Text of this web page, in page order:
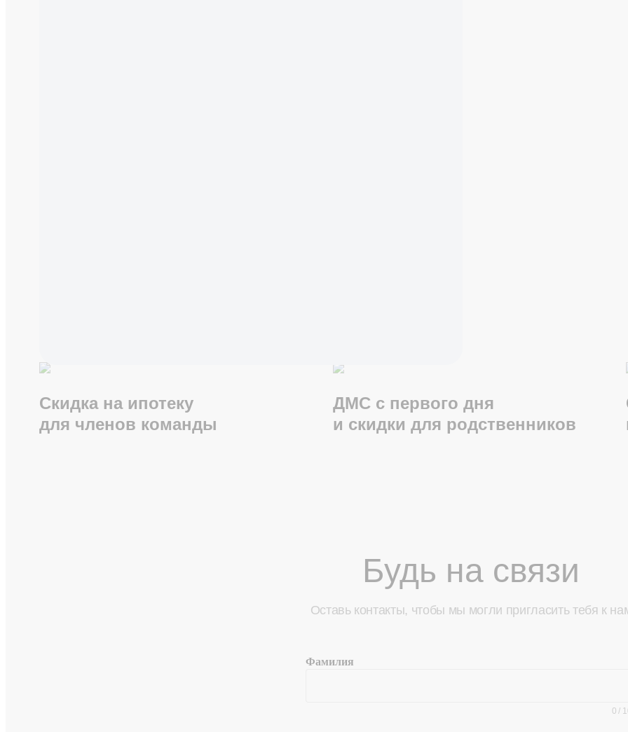
Скидка на ипотеку
для членов команды
ДМС с первого дня
и скидки для родственников
Будь на связи
Оставь контакты, чтобы мы могли пригласить тебя к
Фамилия
0 /